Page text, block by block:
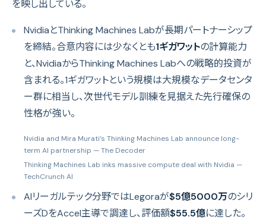
を映し出している。
NvidiaとThinking Machines Labが長期パートナーシップ
を締結。合意内容には少なくとも1ギガワットの計算能力
と、NvidiaからThinking Machines Labへの戦略的投資が
含まれる。1ギガワットという規模は大規模なデータセンタ
ー群に相当し、次世代モデル訓練を見据えた先行確保の
性格が強い。
Nvidia and Mira Murati’s Thinking Machines Lab announce long-
term AI partnership — The Decoder
Thinking Machines Lab inks massive compute deal with Nvidia —
TechCrunch AI
AIリーガルテック分野ではLegoraが$5億5000万のシリ
ーズDをAccel主導で調達し、評価額$55.5億に達した。